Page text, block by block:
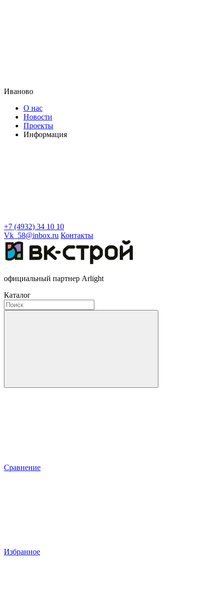
Иваново
О нас
Новости
Проекты
Информация
+7 (4932) 34 10 10
Vk_58@inbox.ru Контакты
официальный партнер Arlight
Каталог
Сравнение
Избранное